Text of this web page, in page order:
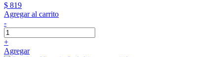
$ 819
Agregar al carrito
-
+
Agregar